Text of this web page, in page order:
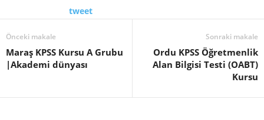
tweet
Önceki makale
Maraş KPSS Kursu A Grubu
|Akademi dünyası
Sonraki makale
Ordu KPSS Öğretmenlik
Alan Bilgisi Testi (OABT)
Kursu